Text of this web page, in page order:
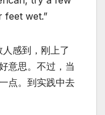
wet.”
感到，刚上了
意思。不过，当
点。到实践中去